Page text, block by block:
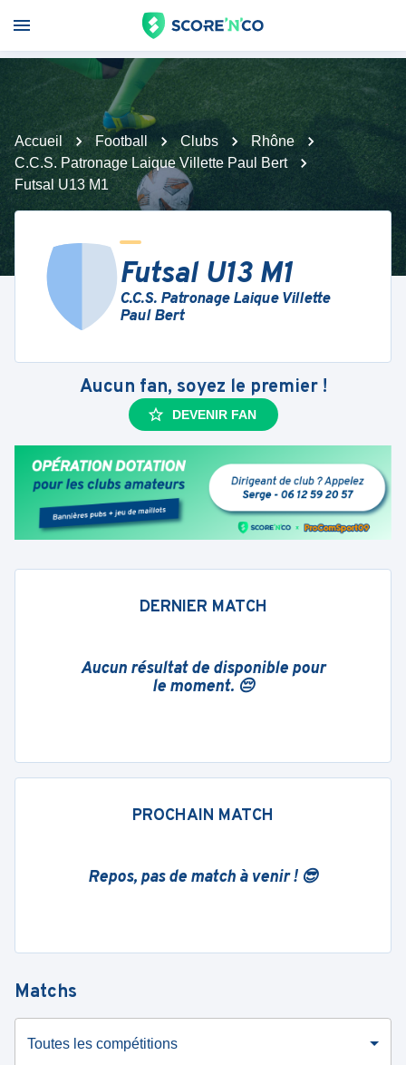
Accueil Football Clubs
Rhône
C.C.S. Patronage Laique Villette Paul Bert
Futsal U13 M1
Futsal U13 M1
C.C.S. Patronage Laique Villette
Paul Bert
Aucun fan, soyez le premier !
DEVENIR FAN
DERNIER MATCH
Aucun résultat de disponible pour
le moment. 😔
PROCHAIN MATCH
Repos, pas de match à venir ! 😎
Matchs
Toutes les compétitions